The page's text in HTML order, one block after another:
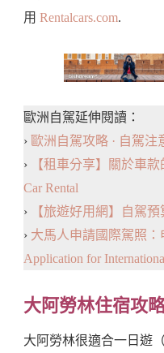
用 Rentalcars.com.
歐洲自駕延伸閱讀：
› 歐洲自駕攻略 · 自駕注
›
【租車分享】關於車款
Car Rental
›
【旅遊好用網】自駕預
› 大馬人申請國際駕照
Application for
大阿勞林住宿攻
大阿勞林很適合一日遊